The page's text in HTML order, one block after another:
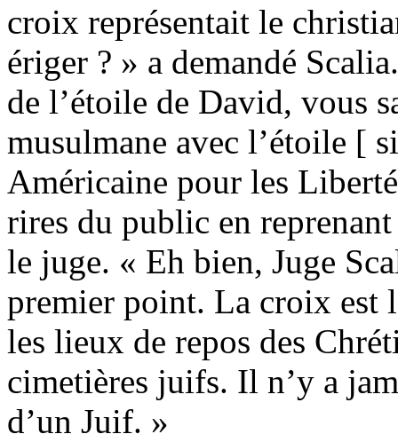
croix représentait le
ériger ? » a demandé
de l’étoile de David, vous
musulmane avec l’étoile [
Américaine pour les
rires du public en
le juge. « Eh bien, Juge
premier point. La croix est
les lieux de repos des
cimetières juifs. Il n’y a
d’un Juif. »